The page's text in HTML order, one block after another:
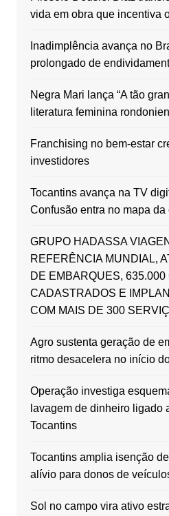
vida em obra que incentiva
Inadimplência avança no
prolongado de
Negra Mari lança “A tão
literatura feminina
Franchising no bem-estar
investidores
Tocantins avança na TV
Confusão entra no mapa
GRUPO HADASSA
REFERÊNCIA MUNDIAL,
DE EMBARQUES, 635.000
CADASTRADOS E
COM MAIS DE 300
Agro sustenta geração de
ritmo desacelera no início
Operação investiga
lavagem de dinheiro ligado
Tocantins
Tocantins amplia isenção
alívio para donos de
Sol no campo vira ativo